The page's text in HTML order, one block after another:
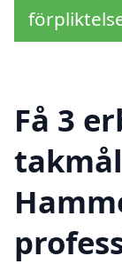
Få 3